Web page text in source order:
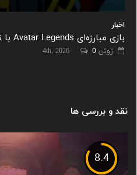
اخبار
بازی مبارزه‌ای Avatar Legends با تأخیری کوتاه مواجه شد
ژوئن 4th, 2026 0
نقد و بررسی ها
8.4